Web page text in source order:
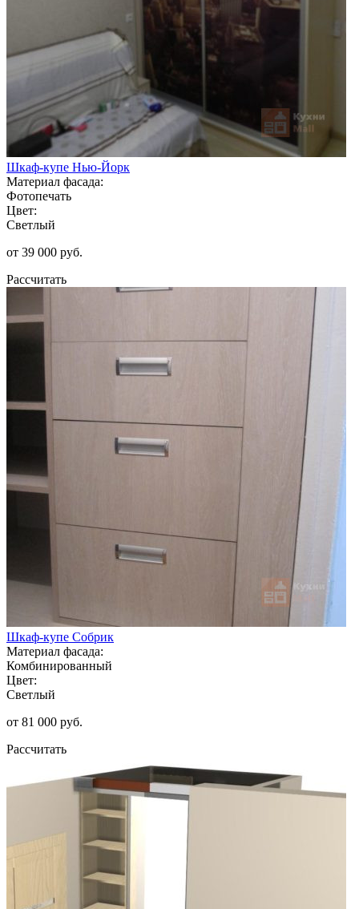
Шкаф-купе Нью-Йорк
Материал фасада:
Фотопечать
Цвет:
Светлый
от 39 000 руб.
Рассчитать
Шкаф-купе Собрик
Материал фасада:
Комбинированный
Цвет:
Светлый
от 81 000 руб.
Рассчитать